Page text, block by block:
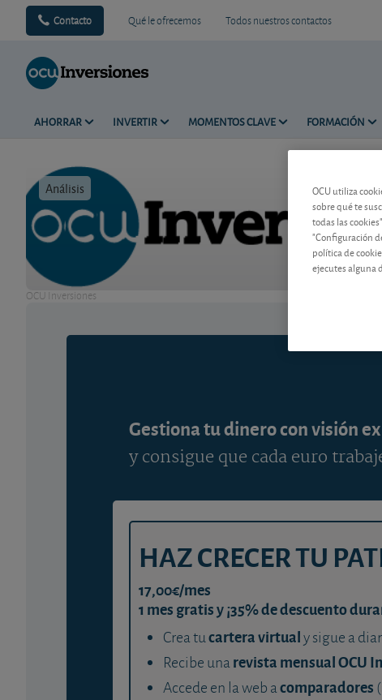
Contacto Qué le ofrecemos Todos nuestros contactos
AHORRAR INVERTIR MOMENTOS CLAVE FORMACIÓN
Análisis Tiempo de
OCU Inversiones
Gestiona tu dinero con visión
y consigue que cada euro
HAZ CRECER TU
17,00€/mes
1 mes gratis y ¡35% de descuento
Crea tucartera virtualy sigue a
Recibe unarevista mensual OCU
Accede en la web acomparadores
OCU utiliza
sobre qué te
todas las
"Configuración
política de
ejecutes alguna